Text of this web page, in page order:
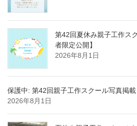
第42回夏休み親子工作ス
者限定公開】
2026年8月1日
保護中: 第42回親子工作スクール写真掲載
2026年8月1日